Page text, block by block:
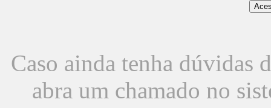
Caso ainda tenha dúvidas
abra um chamado no